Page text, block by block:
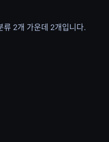
류 2개 가운데 2개입니다.